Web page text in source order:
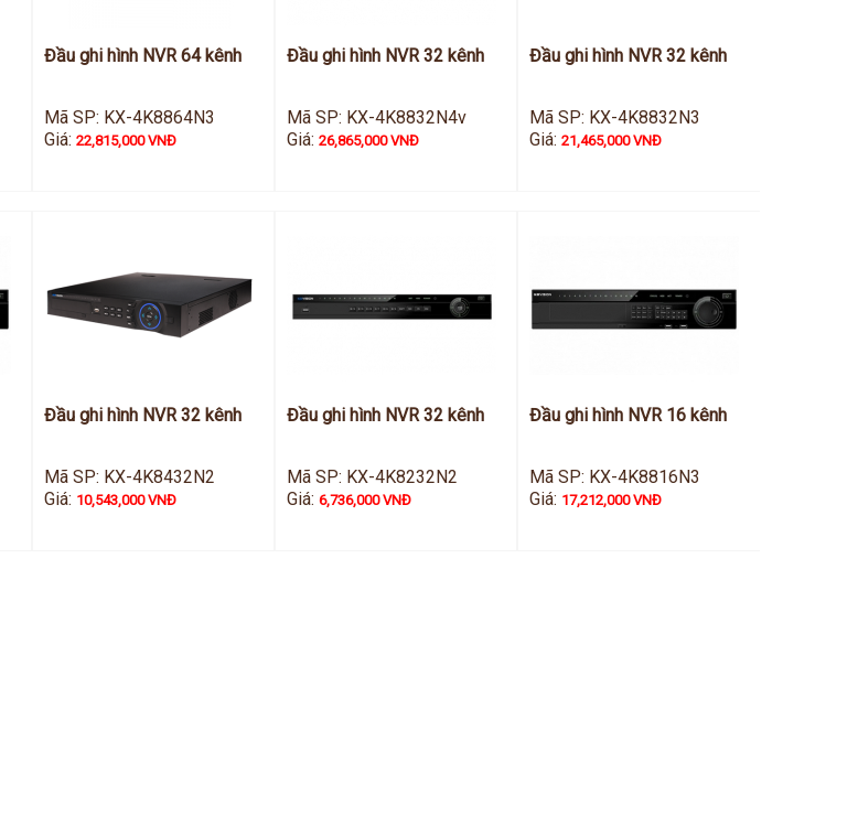
Đầu ghi hình NVR 64 kênh
Mã SP: KX-4K8864N3
Giá:22,815,000 VNĐ
Đầu ghi hình NVR 32 kênh
Mã SP: KX-4K8832N4v
Giá:26,865,000 VNĐ
Đầu ghi hình NVR 32 kênh
Mã SP: KX-4K8832N3
Giá:21,465,000 VNĐ
Đầu ghi hình NVR 32 kênh
Mã SP: KX-4K8432N2
Giá: 10,543,000 VNĐ
Đầu ghi hình NVR 32 kênh
Mã SP: KX-4K8232N2
Giá:6,736,000 VNĐ
Đầu ghi hình NVR 16 kênh
Mã SP: KX-4K8816N3
Giá: 17,212,000 VNĐ